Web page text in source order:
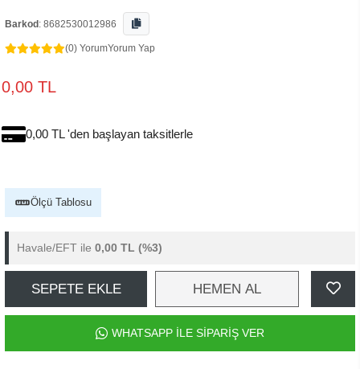
Barkod : 8682530012986
(0) YorumYorum Yap
0,00 TL
0,00 TL 'den başlayan taksitlerle
Ölçü Tablosu
Havale/EFT ile 0,00 TL (%3)
SEPETE EKLE HEMEN AL
WHATSAPP İLE SİPARİŞ VER